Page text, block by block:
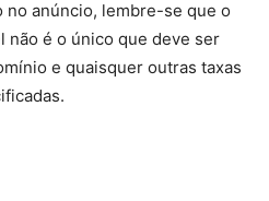
no anúncio, lembre-se que o
não é o único que deve ser
e quaisquer outras taxas